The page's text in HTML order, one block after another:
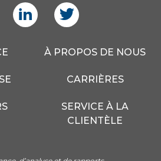
À PROPOS DE NOUS
CARRIÈRES
SERVICE À LA
CLIENTÈLE